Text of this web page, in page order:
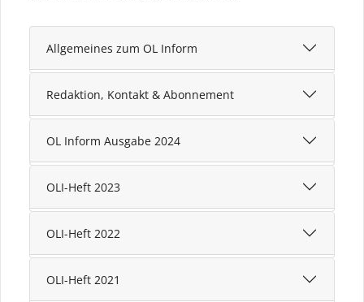
Allgemeines zum OL Inform
Redaktion, Kontakt & Abonnement
OL Inform Ausgabe 2024
OLI-Heft 2023
OLI-Heft 2022
OLI-Heft 2021